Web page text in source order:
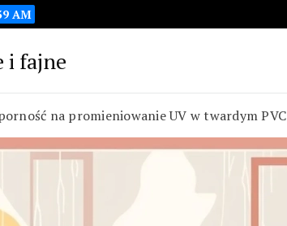
AM
i fajne
na promieniowanie UV w twardym PVC